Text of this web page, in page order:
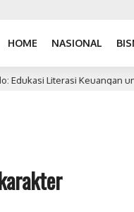
HOME NASIONAL
Literasi Keuangan